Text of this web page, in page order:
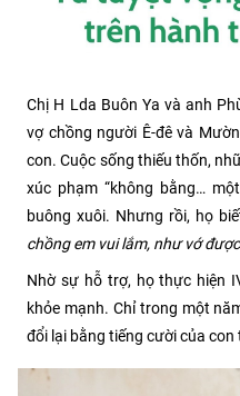
Chị H Lda Buôn Ya và anh
vợ chồng người Ê-đê và
con. Cuộc sống thiếu thốn,
xúc phạm “không bằng…
buông xuôi. Nhưng rồi, họ
chồng em vui lắm, như vớ
Nhờ sự hỗ trợ, họ thực hiện
khỏe mạnh. Chỉ trong một
đổi lại bằng tiếng cười của con